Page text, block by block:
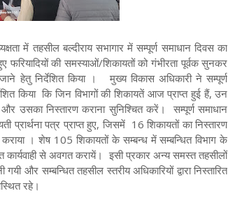
में तहसील बल्दीराय सभागार में सम्पूर्ण समाधान दिवस का
की समस्याओं/शिकायतों को गंभीरता पूर्वक सुनकर
हेतु निर्देशित किया । मुख्य विकास अधिकारी ने सम्पूर्ण
किया कि जिन विभागों की शिकायतें आज प्राप्त हुई हैं, उन
उसका निस्तारण कराना सुनिश्चित करें। सम्पूर्ण समाधान
पत्र प्राप्त हुए, जिसमें 16 शिकायतों का निस्तारण
। शेष 105 शिकायतों के सम्बन्ध में सम्बन्धित विभाग के
कार्यवाही से अवगत करायें। इसी प्रकार अन्य समस्त तहसीलों
और सम्बन्धित तहसील स्तरीय अधिकारियों द्वारा निस्तारित
रहे।